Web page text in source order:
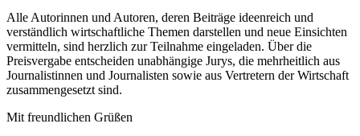
Alle Autorinnen und Autoren, deren Beiträge ideenreich und
verständlich wirtschaftliche Themen darstellen und neue Einsichten
vermitteln, sind herzlich zur Teilnahme eingeladen. Über die
Preisvergabe entscheiden unabhängige Jurys, die mehrheitlich aus
Journalistinnen und Journalisten sowie aus Vertretern der Wirtschaft
zusammengesetzt sind.
Mit freundlichen Grüßen